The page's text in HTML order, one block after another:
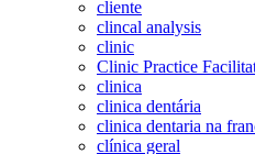
cliente
clincal analysis
clinic
Clinic Practice
clinica
clinica dentária
clinica dentaria na
clínica geral